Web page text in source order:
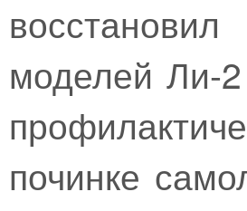
моделей Ли-
починке